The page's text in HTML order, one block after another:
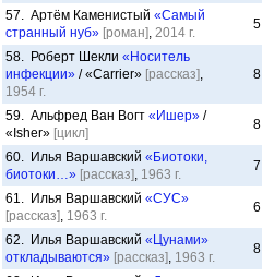
57. Артём Каменистый «Самый
странный нуб» [роман], 2014 г.
5
58. Роберт Шекли «Носитель
инфекции» / «Carrier» [рассказ],
1954 г.
8
59. Альфред Ван Вогт «Ишер» /
«Isher» [цикл]
8
60. Илья Варшавский «Биотоки,
биотоки…» [рассказ], 1963 г.
7
61. Илья Варшавский «СУС»
[рассказ], 1963 г.
6
62. Илья Варшавский «Цунами»
откладываются» [рассказ], 1963 г.
8